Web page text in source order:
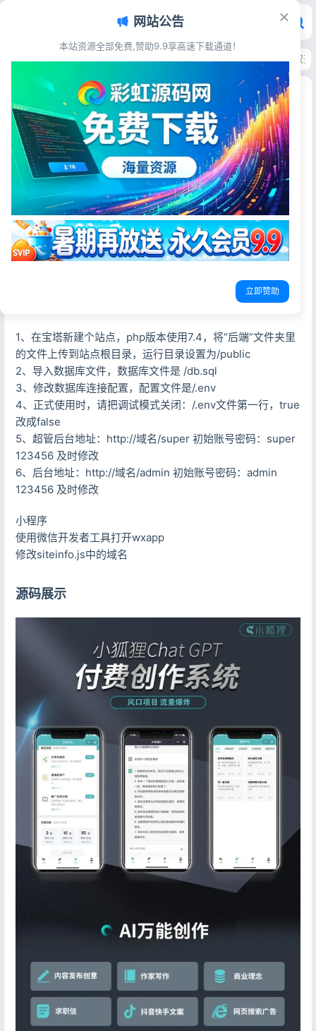
首页>源码资源>AI工具源码>小狐狸AI创作系统3.1.2无授权源码｜免授权开
小狐狸AI创作系统3.1.2无授权源码｜免授权开源部
署
彩虹源码网
2026-06-15更新于2026-06-15 16阅读
源码简介
小狐狸3.1.2版本源码，新增deepseek接口
文件夹说明：
1、后端：文件夹是后台文件
1、在宝塔新建个站点，php版本使用7.4，将“后端”文件夹里
的文件上传到站点根目录，运行目录设置为/public
2、导入数据库文件，数据库文件是 /db.sql
3、修改数据库连接配置，配置文件是/.env
4、正式使用时，请把调试模式关闭：/.env文件第一行，true
改成false
5、超管后台地址：http://域名/super 初始账号密码：super
123456 及时修改
6、后台地址：http://域名/admin 初始账号密码：admin
123456 及时修改
小程序
使用微信开发者工具打开wxapp
修改siteinfo.js中的域名
源码展示
网站公告
本站资源全部免费,赞助9.9享高速下载通道！
立即赞助